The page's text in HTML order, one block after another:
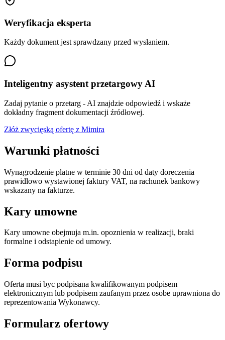
Weryfikacja eksperta
Każdy dokument jest sprawdzany przed wysłaniem.
Inteligentny asystent przetargowy AI
Zadaj pytanie o przetarg - AI znajdzie odpowiedź i wskaże
dokładny fragment dokumentacji źródłowej.
Złóż zwycięską ofertę z Mimira
Warunki płatności
Wynagrodzenie platne w terminie 30 dni od daty doreczenia
prawidlowo wystawionej faktury VAT, na rachunek bankowy
wskazany na fakturze.
Kary umowne
Kary umowne obejmuja m.in. opoznienia w realizacji, braki
formalne i odstapienie od umowy.
Forma podpisu
Oferta musi byc podpisana kwalifikowanym podpisem
elektronicznym lub podpisem zaufanym przez osobe uprawniona do
reprezentowania Wykonawcy.
Formularz ofertowy